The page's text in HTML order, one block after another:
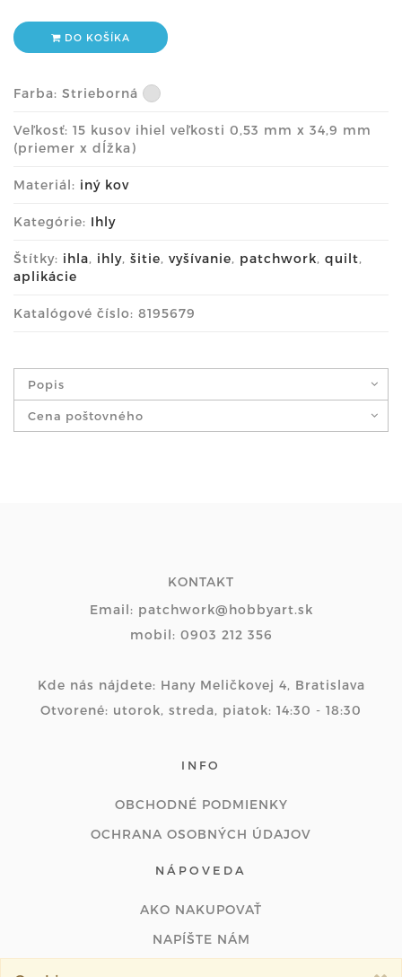
DO KOŠÍKA
Farba: Strieborná
Veľkosť: 15 kusov ihiel veľkosti 0,53 mm x 34,9 mm
(priemer x dĺžka)
Materiál: iný kov
Kategórie: Ihly
Štítky: ihla, ihly, šitie, vyšívanie, patchwork, quilt,
aplikácie
Katalógové číslo: 8195679
Popis
Cena poštovného
KONTAKT
Email: patchwork@hobbyart.sk
mobil: 0903 212 356
Kde nás nájdete: Hany Meličkovej 4, Bratislava
Otvorené: utorok, streda, piatok: 14:30 - 18:30
INFO
OBCHODNÉ PODMIENKY
OCHRANA OSOBNÝCH ÚDAJOV
NÁPOVEDA
AKO NAKUPOVAŤ
NAPÍŠTE NÁM